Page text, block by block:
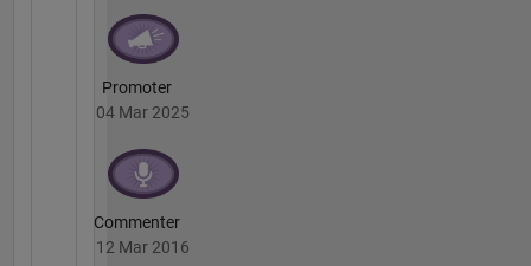
Promoter
04 Mar 2025
Commenter
12 Mar 2016